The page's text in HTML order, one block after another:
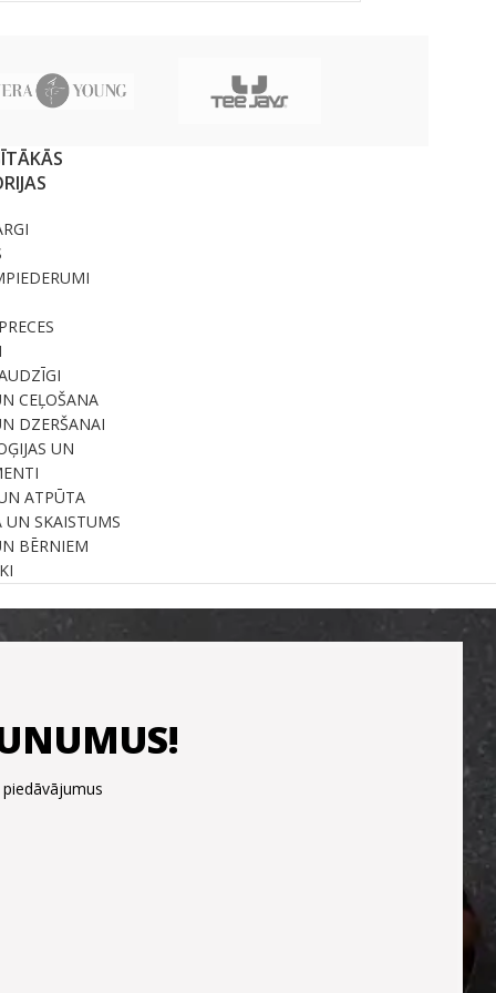
CEĻOŠANA
DZERŠANAI
UN
ATPŪTA
UN SKAISTUMS
BĒRNIEM